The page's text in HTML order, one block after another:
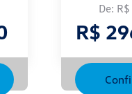
De:
R$